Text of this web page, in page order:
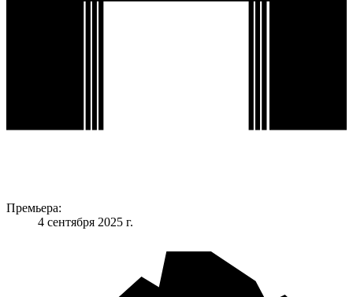
Премьера:
4 сентября 2025 г.